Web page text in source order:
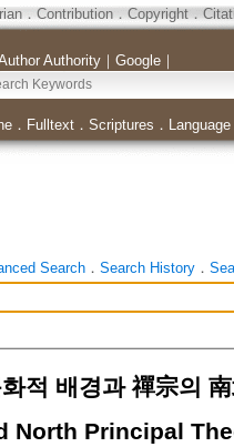
． Contribution．Copyright．
Authority｜ Google｜
． Fulltext． Scriptures ．
Search． Search History．
적 배경과 禪宗의
North Principal